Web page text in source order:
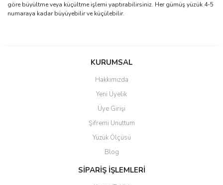
göre büyültme veya küçültme işlemi yaptırabilirsiniz. Her gümüş yüzük 4-5
numaraya kadar büyüyebilir ve küçülebilir.
Bu ürüne ilk yorumu siz yapın!
Yorum Yaz
Ürün resmi kalitesiz, bozuk veya görüntülenemiyor.
Ürün açıklamasında eksik bilgiler bulunuyor.
Ürün bilgilerinde hatalar bulunuyor.
Ürün fiyatı diğer sitelerden daha pahalı.
Bu ürüne benzer farklı alternatifler olmalı.
KURUMSAL
Hakkımızda
Yeni Üyelik
Üye Girişi
Şifremi Unuttum
Yüzük Ölçüsü
Blog
SİPARİŞ İŞLEMLERİ